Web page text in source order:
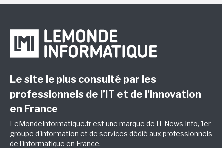
Le site le plus consulté par les
professionnels de l’IT et de l’innovation
en France
LeMondeInformatique.fr est une marque de IT News Info, 1er
groupe d'information et de services dédié aux professionnels
de l'informatique en France.